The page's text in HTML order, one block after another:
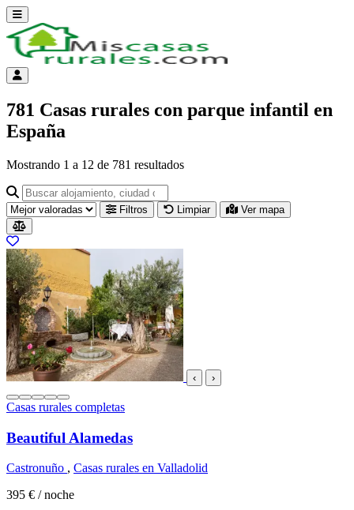
Abrir menú
Menú de cuenta
781 Casas rurales con parque infantil en
España
Mostrando 1 a 12 de 781 resultados
Buscar alojamiento, ciudad o provincia para ir a su página
Filtros Limpiar Ver mapa
Resultados del listado
‹ ›
Casas rurales completas
Beautiful Alamedas
Castronuño , Casas rurales en Valladolid
395 € / noche